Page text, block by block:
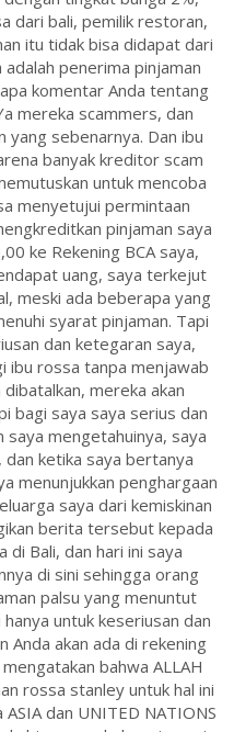
dari bali, pemilik restoran,
itu tidak bisa didapat dari
penerima pinjaman
komentar Anda tentang
mereka scammers, dan
sebenarnya. Dan ibu
banyak kreditor scam
untuk mencoba
menyetujui permintaan
pinjaman saya
ke Rekening BCA saya,
uang, saya terkejut
meski ada beberapa yang
syarat pinjaman. Tapi
dan ketegaran saya,
ibu rossa tanpa menjawab
mereka akan
bagi saya saya serius dan
saya mengetahuinya, saya
ketika saya bertanya
menunjukkan penghargaan
saya dari kemiskinan
berita tersebut kepada
di Bali, dan hari ini saya
di sini sehingga orang
palsu yang menuntut
untuk keseriusan dan
Anda akan ada di rekening
bahwa ALLAH
rossa stanley untuk hal ini
dan UNITED NATIONS